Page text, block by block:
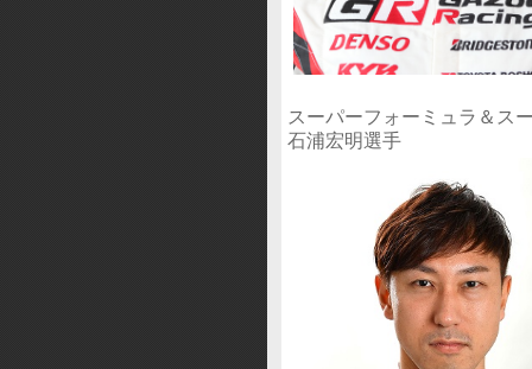
スーパーフォーミュラ＆ス
石浦宏明選手